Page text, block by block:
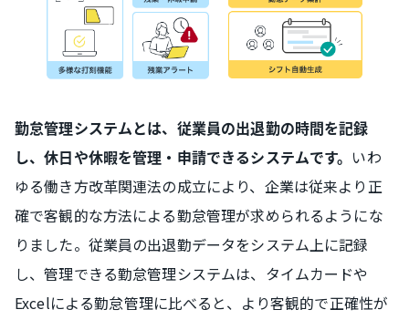
勤怠管理システムとは、従業員の出退勤の時間を記録
し、休日や休暇を管理・申請できるシステムです。 いわ
ゆる働き方改革関連法の成立により、企業は従来より正
確で客観的な方法による勤怠管理が求められるようにな
りました。従業員の出退勤データをシステム上に記録
し、管理できる勤怠管理システムは、タイムカードや
Excelによる勤怠管理に比べると、より客観的で正確性が